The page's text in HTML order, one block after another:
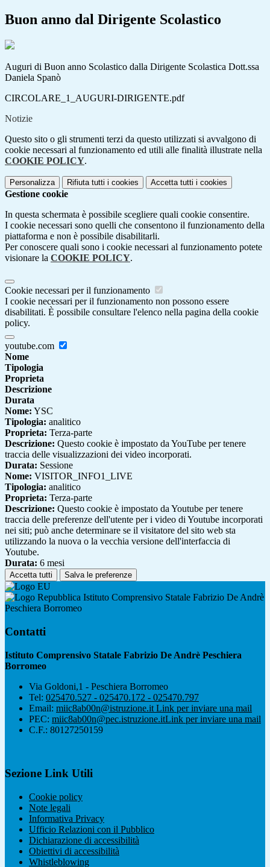
Buon anno dal Dirigente Scolastico
Auguri di Buon anno Scolastico dalla Dirigente Scolastica Dott.ssa
Daniela Spanò
CIRCOLARE_1_AUGURI-DIRIGENTE.pdf
Notizie
Questo sito o gli strumenti terzi da questo utilizzati si avvalgono di
cookie necessari al funzionamento ed utili alle finalità illustrate nella
COOKIE POLICY.
Personalizza Rifiuta tutti i cookies Accetta tutti i cookies
Gestione cookie
In questa schermata è possibile scegliere quali cookie consentire.
I cookie necessari sono quelli che consentono il funzionamento della
piattaforma e non è possibile disabilitarli.
Per conoscere quali sono i cookie necessari al funzionamento potete
visionare la COOKIE POLICY.
Cookie necessari per il funzionamento
I cookie necessari per il funzionamento non possono essere
disabilitati. È possibile consultare l'elenco nella pagina della cookie
policy.
youtube.com
Nome
Tipologia
Proprieta
Descrizione
Durata
Nome: YSC
Tipologia: analitico
Proprieta: Terza-parte
Descrizione: Questo cookie è impostato da YouTube per tenere
traccia delle visualizzazioni dei video incorporati.
Durata: Sessione
Nome: VISITOR_INFO1_LIVE
Tipologia: analitico
Proprieta: Terza-parte
Descrizione: Questo cookie è impostato da Youtube per tenere
traccia delle preferenze dell'utente per i video di Youtube incorporati
nei siti; può anche determinare se il visitatore del sito web sta
utilizzando la nuova o la vecchia versione dell'interfaccia di
Youtube.
Durata: 6 mesi
Accetta tutti Salva le preferenze
Istituto Comprensivo Statale Fabrizio De Andrè
Peschiera Borromeo
Contatti
Istituto Comprensivo Statale Fabrizio De Andrè Peschiera
Borromeo
Via Goldoni,1 - Peschiera Borromeo
Tel: 025470.527 - 025470.172 - 025470.797
Email: miic8ab00n@istruzione.it Link per inviare una mail
PEC: miic8ab00n@pec.istruzione.itLink per inviare una mail
C.F.: 80127250159
Sezione Link Utili
Cookie policy
Note legali
Informativa Privacy
Ufficio Relazioni con il Pubblico
Dichiarazione di accessibilità
Obiettivi di accessibilità
Whistleblowing